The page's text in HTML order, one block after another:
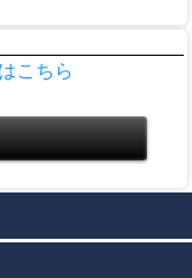
こちら